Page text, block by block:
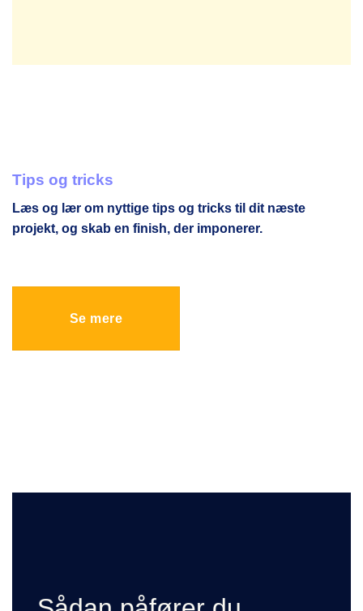
Tips og tricks
Læs og lær om nyttige tips og tricks til dit næste
projekt, og skab en finish, der imponerer.
Se mere